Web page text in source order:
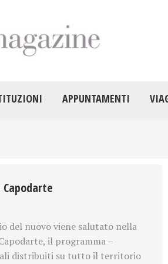
APPUNTAMENTI
del nuovo viene salutato nella
il programma –
distribuiti su tutto il territorio